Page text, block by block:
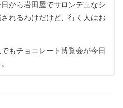
から岩田屋でサロンデュなシ
されるわけだけど、行く人はお
もチョコレート博覧会が今日